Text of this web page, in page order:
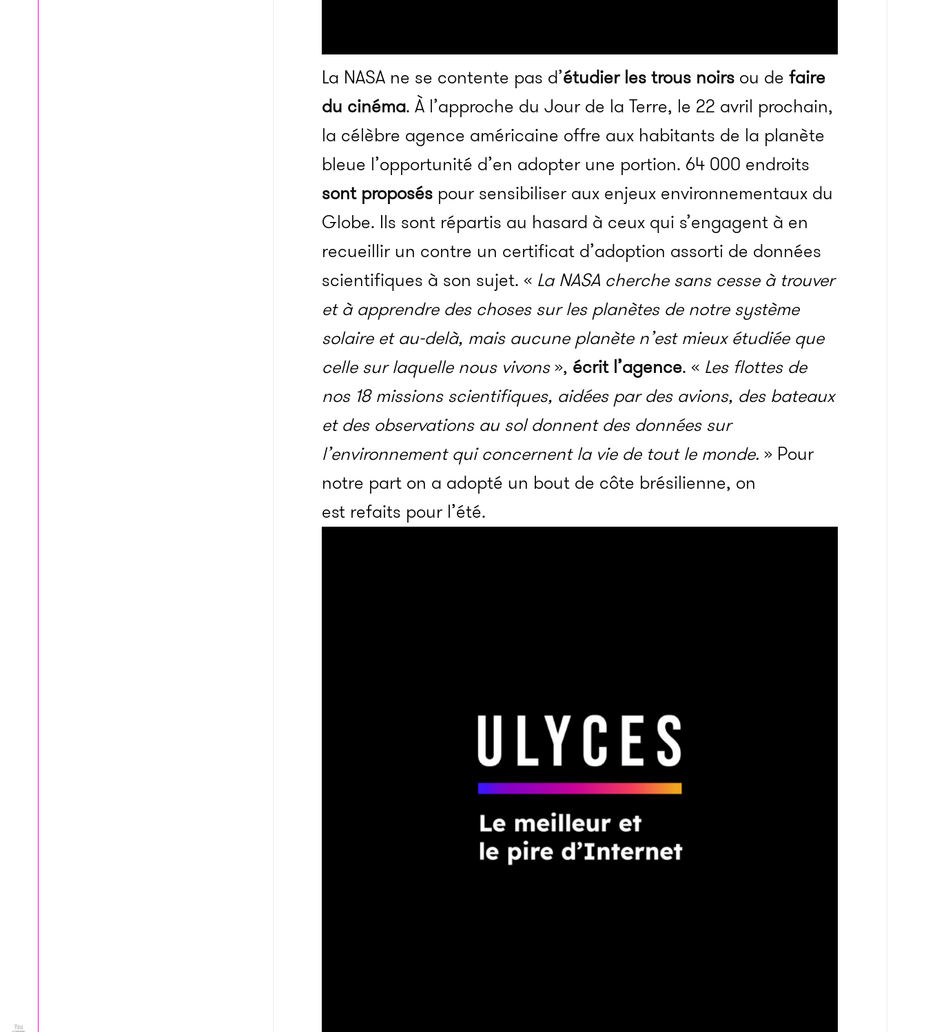
La NASA ne se contente pas d’étudier les trous noirs ou de faire
du cinéma. À l’approche du Jour de la Terre, le 22 avril prochain,
la célèbre agence américaine offre aux habitants de la planète
bleue l’opportunité d’en adopter une portion. 64 000 endroits
sont proposés pour sensibiliser aux enjeux environnementaux du
Globe. Ils sont répartis au hasard à ceux qui s’engagent à en
recueillir un contre un certificat d’adoption assorti de données
scientifiques à son sujet. « La NASA cherche sans cesse à trouver
et à apprendre des choses sur les planètes de notre système
solaire et au-delà, mais aucune planète n’est mieux étudiée que
celle sur laquelle nous vivons», écrit l’agence. « Les flottes de
nos 18 missions scientifiques, aidées par des avions, des bateaux
et des observations au sol donnent des données sur
l’environnement qui concernent la vie de tout le monde. » Pour
notre part on a adopté un bout de côte brésilienne, on
est refaits pour l’été.